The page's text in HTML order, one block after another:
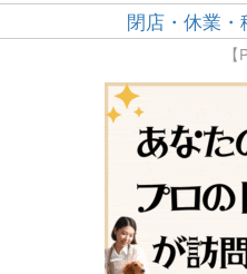
閉店・休業
【